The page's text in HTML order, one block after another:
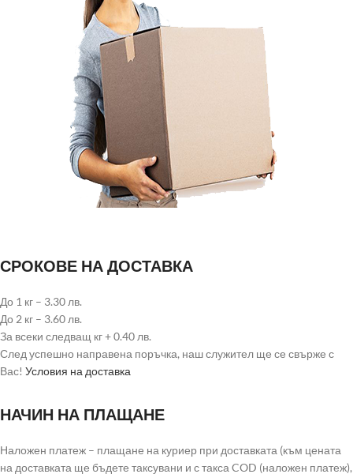
СРОКОВЕ НА ДОСТАВКА
До 1 кг – 3.30 лв.
До 2 кг – 3.60 лв.
За всеки следващ кг + 0.40 лв.
След успешно направена поръчка, наш служител ще се свърже с
Вас! Условия на доставка
НАЧИН НА ПЛАЩАНЕ
Наложен платеж – плащане на куриер при доставката (към цената
на доставката ще бъдете таксувани и с такса COD (наложен платеж),